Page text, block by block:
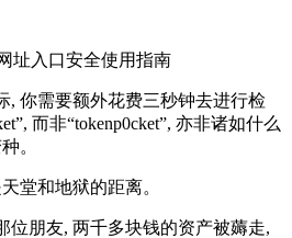
, 你需要额外花费三秒钟去进行检
而非“tokenp0cket”, 亦非诸如什么
。
堂和地狱的距离。
位朋友, 两千多块钱的资产被薅走,